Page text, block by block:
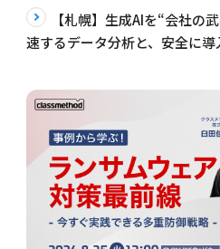
【札幌】生成AIを“会社の
速するデータ分析と、安全に